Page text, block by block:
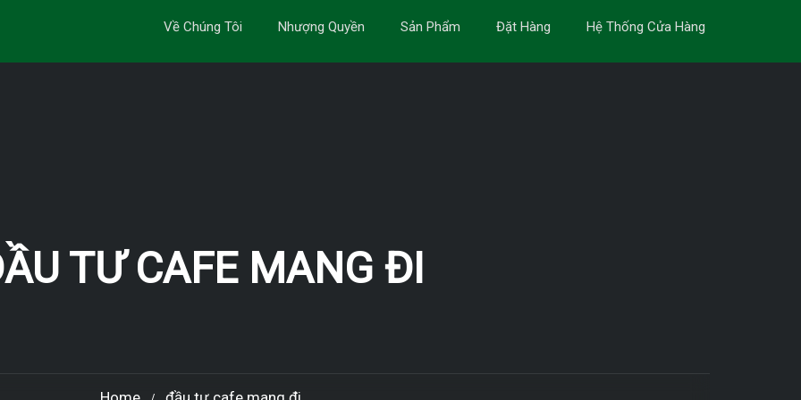
Về Chúng Tôi Nhượng Quyền Sản Phẩm Đặt Hàng Hệ Thống Cửa Hàng
TƯ CAFE MANG ĐI